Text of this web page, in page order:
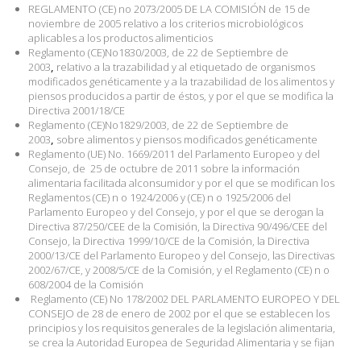
REGLAMENTO (CE) no 2073/2005 DE LA COMISIÓN de 15 de
noviembre de 2005 relativo a los criterios microbiológicos
aplicables a los productos alimenticios
Reglamento (CE)No1830/2003, de 22 de Septiembre de
2003, relativo a la trazabilidad y al etiquetado de organismos
modificados genéticamente y a la trazabilidad de los alimentos y
piensos producidos a partir de éstos, y por el que se modifica la
Directiva 2001/18/CE
Reglamento (CE)No1829/2003, de 22 de Septiembre de
2003, sobre alimentos y piensos modificados genéticamente
Reglamento (UE) No. 1669/2011 del Parlamento Europeo y del
Consejo, de 25 de octubre de 2011 sobre la información
alimentaria facilitada alconsumidor y por el que se modifican los
Reglamentos (CE) n o 1924/2006 y (CE) n o 1925/2006 del
Parlamento Europeo y del Consejo, y por el que se derogan la
Directiva 87/250/CEE de la Comisión, la Directiva 90/496/CEE del
Consejo, la Directiva 1999/10/CE de la Comisión, la Directiva
2000/13/CE del Parlamento Europeo y del Consejo, las Directivas
2002/67/CE, y 2008/5/CE de la Comisión, y el Reglamento (CE) n o
608/2004 de la Comisión
Reglamento (CE) No 178/2002 DEL PARLAMENTO EUROPEO Y DEL
CONSEJO de 28 de enero de 2002 por el que se establecen los
principios y los requisitos generales de la legislación alimentaria,
se crea la Autoridad Europea de Seguridad Alimentaria y se fijan